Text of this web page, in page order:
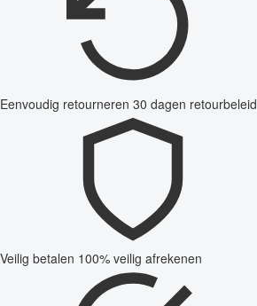
Eenvoudig retourneren 30 dagen retourbeleid
Veilig betalen 100% veilig afrekenen